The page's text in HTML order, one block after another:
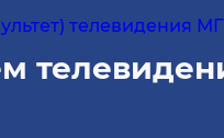
телевидения